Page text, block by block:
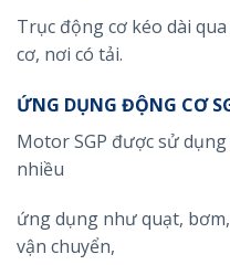
Trục động cơ kéo dài
cơ, nơi có tải.
ỨNG DỤNG ĐỘNG CƠ
Motor SGP được sử
nhiều
ứng dụng như quạt,
vận chuyển,